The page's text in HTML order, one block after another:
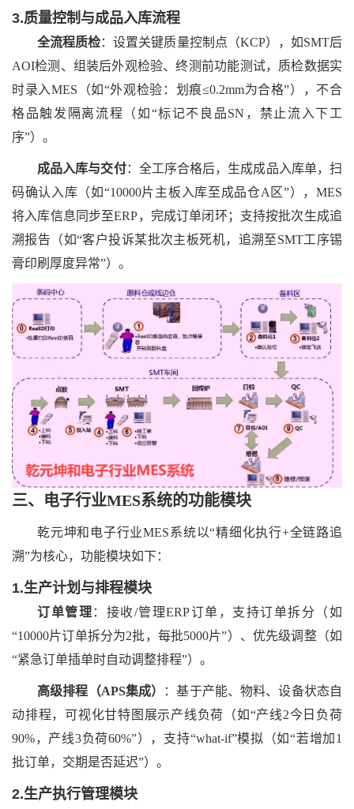
3.质量控制与成品入库流程
全流程质检：设置关键质量控制点（KCP），如SMT后
AOI检测、组装后外观检验、终测前功能测试，质检数据实
时录入MES（如“外观检验：划痕≤0.2mm为合格”），不合
格品触发隔离流程（如“标记不良品SN，禁止流入下工
序”）。
成品入库与交付：全工序合格后，生成成品入库单，扫
码确认入库（如“10000片主板入库至成品仓A区”），MES
将入库信息同步至ERP，完成订单闭环；支持按批次生成追
溯报告（如“客户投诉某批次主板死机，追溯至SMT工序锡
膏印刷厚度异常”）。
三、 电子行业MES系统的功能模块
乾元坤和 电子行业MES系统以“精细化执行+全链路追
溯”为核心，功能模块如下：
1.生产计划与排程模块
订单管理 ：接收/管理ERP订单，支持订单拆分（如
“10000片订单拆分为2批，每批5000片”）、优先级调整（如
“紧急订单插单时自动调整排程”）。
高级排程（APS集成）
：基于产能、物料、设备状态自
动排程，可视化甘特图展示产线负荷（如“产线2今日负荷
90%，产线3负荷60%”），支持“what-if”模拟（如“若增加1
批订单，交期是否延迟”）。
2.生产执行管理模块